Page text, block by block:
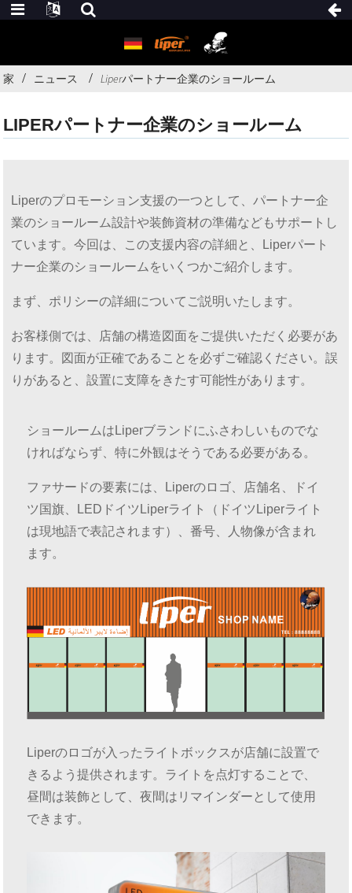
家 ニュース Liperパートナー企業のショールーム
LIPERパートナー企業のショールーム
Liperのプロモーション支援の一つとして、パートナー企
業のショールーム設計や装飾資材の準備などもサポートし
ています。今回は、この支援内容の詳細と、Liperパート
ナー企業のショールームをいくつかご紹介します。
まず、ポリシーの詳細についてご説明いたします。
お客様側では、店舗の構造図面をご提供いただく必要があ
ります。図面が正確であることを必ずご確認ください。誤
りがあると、設置に支障をきたす可能性があります。
ショールームはLiperブランドにふさわしいものでな
ければならず、特に外観はそうである必要がある。
ファサードの要素には、Liperのロゴ、店舗名、ドイ
ツ国旗、LEDドイツLiperライト（ドイツLiperライト
は現地語で表記されます）、番号、人物像が含まれ
ます。
Liperのロゴが入ったライトボックスが店舗に設置で
きるよう提供されます。ライトを点灯することで、
昼間は装飾として、夜間はリマインダーとして使用
できます。